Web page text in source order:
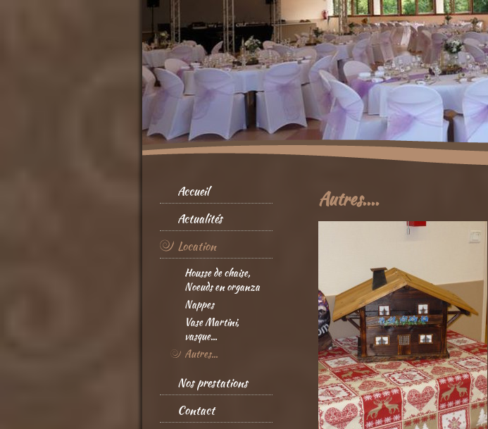
Accueil
Actualités
Location
Housse de chaise,
Noeuds en organza
Nappes
Vase Martini,
vasque...
Autres...
Nos prestations
Contact
Autres....